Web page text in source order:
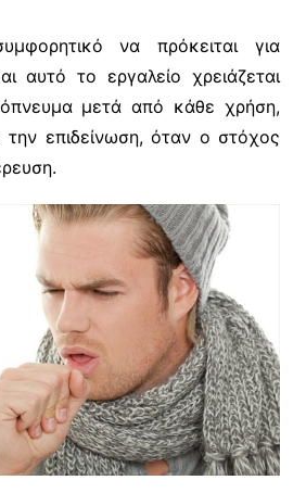
να πρόκειται για
αυτό το εργαλείο χρειάζεται
μετά από κάθε χρήση,
επιδείνωση, όταν ο στόχος